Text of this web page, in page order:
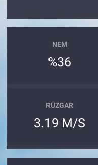
NEM
%36
RÜZGAR
3.19 M/S